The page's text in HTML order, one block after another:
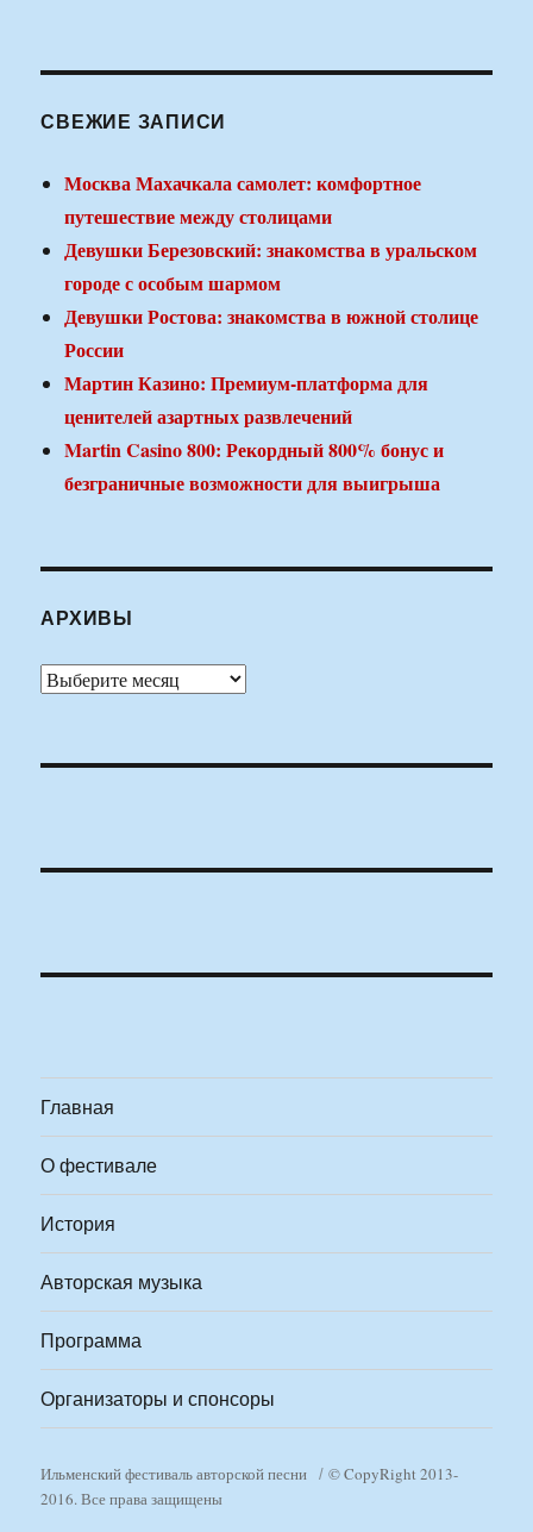
СВЕЖИЕ ЗАПИСИ
Москва Махачкала самолет: комфортное
путешествие между столицами
Девушки Березовский: знакомства в уральском
городе с особым шармом
Девушки Ростова: знакомства в южной столице
России
Мартин Казино: Премиум-платформа для
ценителей азартных развлечений
Martin Casino 800: Рекордный 800% бонус и
безграничные возможности для выигрыша
АРХИВЫ
Архивы
Главная
О фестивале
История
Авторская музыка
Программа
Организаторы и спонсоры
Ильменский фестиваль авторской песни
© CopyRight 2013-
2016. Все права защищены